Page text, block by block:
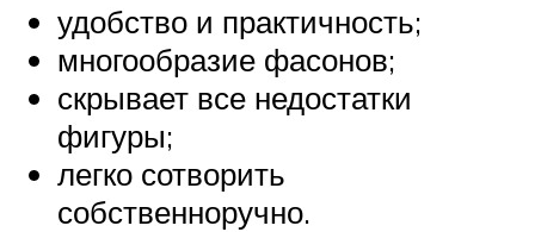
удобство и практичность;
многообразие фасонов;
скрывает все недостатки
фигуры;
легко сотворить
собственноручно.